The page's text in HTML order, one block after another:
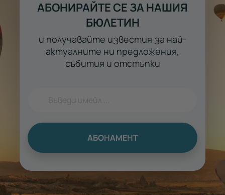
АБОНИРАЙТЕ СЕ ЗА НАШИЯ
БЮЛЕТИН
и получавайте известия за най-
актуалните ни предложения,
събития и отстъпки
АБОНАМЕНТ